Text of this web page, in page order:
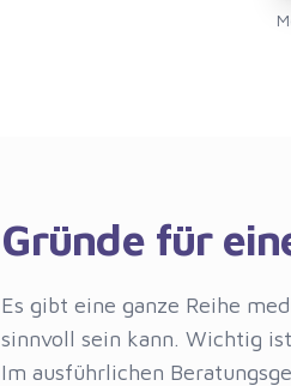
Gründe für
Es gibt eine ganze Reihe
sinnvoll sein kann. Wichtig
Im ausführlichen